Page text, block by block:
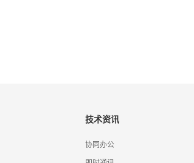
技术资讯
协同办公